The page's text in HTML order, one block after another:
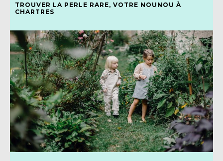
TROUVER LA PERLE RARE, VOTRE NOUNOU À
CHARTRES